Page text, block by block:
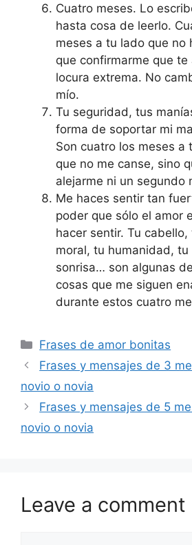
Cuatro meses. Lo
hasta cosa de leerlo.
meses a tu lado que no
que confirmarme que te
locura extrema. No
mío.
Tu seguridad, tus
forma de soportar mi
Son cuatro los meses a
que no me canse, sino
alejarme ni un segundo
Me haces sentir tan
poder que sólo el amor
hacer sentir. Tu
moral, tu humanidad,
sonrisa… son algunas
cosas que me siguen
durante estos cuatro
Categories
Frases de amor bonitas
Frases y mensajes de 3
novio o novia
Frases y mensajes de 5
novio o novia
Leave a comment